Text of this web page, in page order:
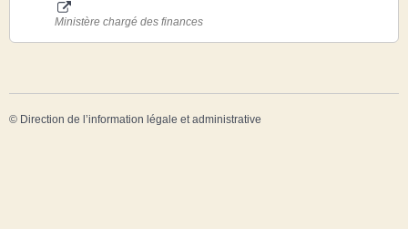
Ministère chargé des finances
© Direction de l’information légale et administrative